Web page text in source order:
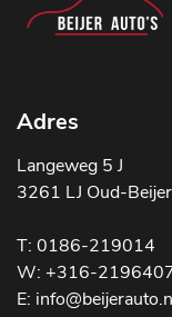
Adres
Langeweg 5 J
3261 LJ Oud-
T: 0186-219014
W: +316-
E: